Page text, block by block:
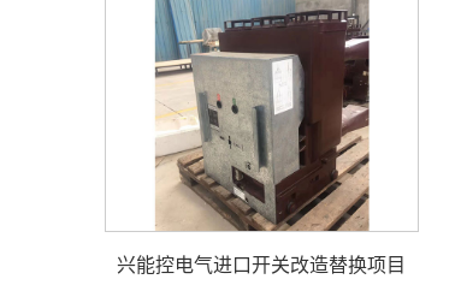
兴能控电气进口开关改造替换项目